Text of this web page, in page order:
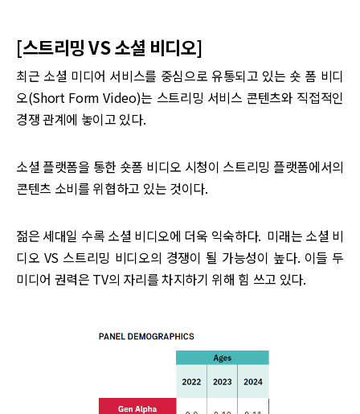
‌‌[스트리밍 VS 소셜 비디오]
최근 소셜 미디어 서비스를 중심으로 유통되고 있는 숏 폼 비디
오(Short Form Video)는 스트리밍 서비스 콘텐츠와 직접적인
경쟁 관계에 놓이고 있다.
소셜 플랫폼을 통한 숏폼 비디오 시청이 스트리밍 플랫폼에서의
콘텐츠 소비를 위협하고 있는 것이다.
젊은 세대일 수록 소셜 비디오에 더욱 익숙하다. 미래는 소셜 비
디오 VS 스트리밍 비디오의 경쟁이 될 가능성이 높다. 이들 두
미디어 권력은 TV의 자리를 차지하기 위해 힘 쓰고 있다. ‌‌